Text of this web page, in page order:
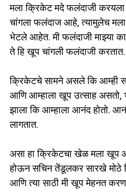
मला क्रिकेट मदे फलंदाजी
चांगला फलंदाज आहे, त्यामुलेच
भेटले आहेत. मी फलंदाजी माझ्या
ते हि खूप चांगली फलंदाजी करतात.
क्रिकेटचे सामने असले कि आम्ही
आणि आम्हाला खूप उत्साह असतो,
झाला कि आम्हाला आनंद होतो.
लागतात.
असा हा क्रिकेटचा खेळ मला खूप
होऊन सचिन तेंडूलकर सारखे
आणि त्या साठी मी खूप मेहनत